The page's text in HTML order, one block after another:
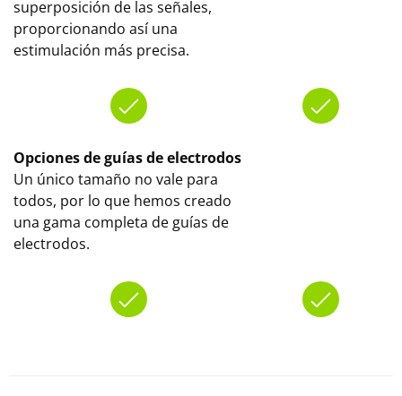
superposición de las señales,
proporcionando así una
estimulación más precisa.
Opciones de guías de electrodos
Un único tamaño no vale para
todos, por lo que hemos creado
una gama completa de guías de
electrodos.